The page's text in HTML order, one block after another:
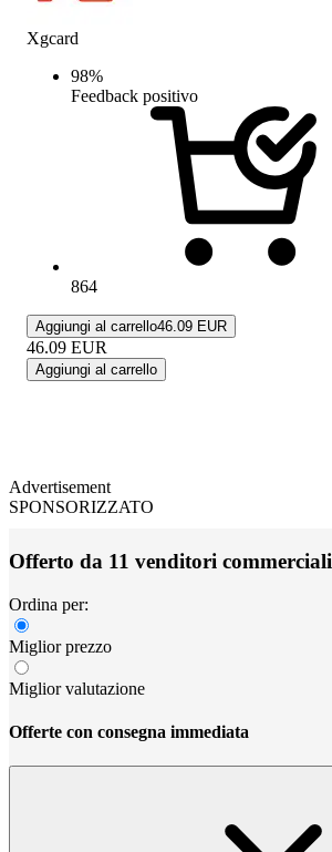
Xgcard
98%
Feedback positivo
864
Aggiungi al carrello46.09 EUR
46.09 EUR
Aggiungi al carrello
Advertisement
SPONSORIZZATO
Offerto da 11 venditori commerciali
Ordina per:
Miglior prezzo
Miglior valutazione
Offerte con consegna immediata